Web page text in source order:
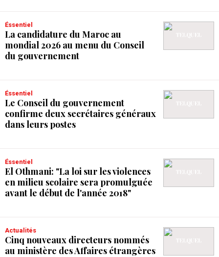
Éssentiel
La candidature du Maroc au
mondial 2026 au menu du Conseil
du gouvernement
Éssentiel
Le Conseil du gouvernement
confirme deux secrétaires généraux
dans leurs postes
Éssentiel
El Othmani: "La loi sur les violences
en milieu scolaire sera promulguée
avant le début de l'année 2018"
Actualités
Cinq nouveaux directeurs nommés
au ministère des Affaires étrangères